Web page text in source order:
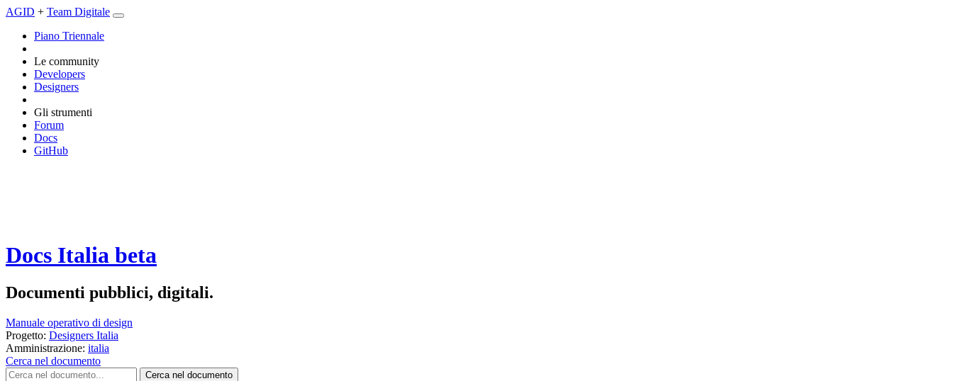
AGID + Team Digitale
Piano Triennale
Le community
Developers
Designers
Gli strumenti
Forum
Docs
GitHub
Docs Italia beta
Documenti pubblici, digitali.
Manuale operativo di design
Progetto: Designers Italia
Amministrazione: italia
Cerca nel documento
Cerca nel documento